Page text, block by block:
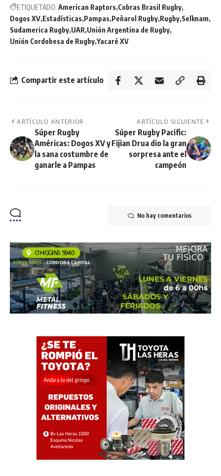
ETIQUETADO: American Raptors Cobras Brasil Rugby
Dogos XV Estadísticas Pampas Peñarol Rugby Rugby Selknam
Sudamerica Rugby UAR Unión Argentina de Rugby
Unión Cordobesa de Rugby Yacaré XV
Compartir este artículo
ARTÍCULO ANTERIOR
Súper Rugby
Américas: Dogos XV y
la sana costumbre de
ganarle a Pampas
ARTÍCULO SIGUIENTE
Súper Rugby Pacific:
Fijian Drua dio la gran
sorpresa ante el
campeón
No hay comentarios